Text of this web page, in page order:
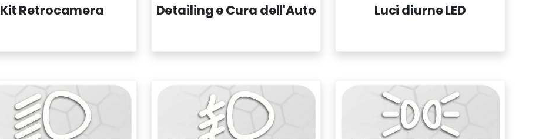
Kit Retrocamera Detailing e Cura dell'Auto Luci diurne LED